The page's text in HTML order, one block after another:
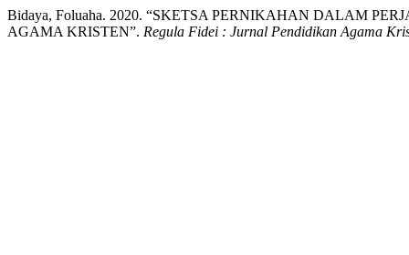
Bidaya, Foluaha. 2020. “SKETSA PERNIKAHAN DALAM
AGAMA KRISTEN”. Regula Fidei : Jurnal Pendidikan Agama